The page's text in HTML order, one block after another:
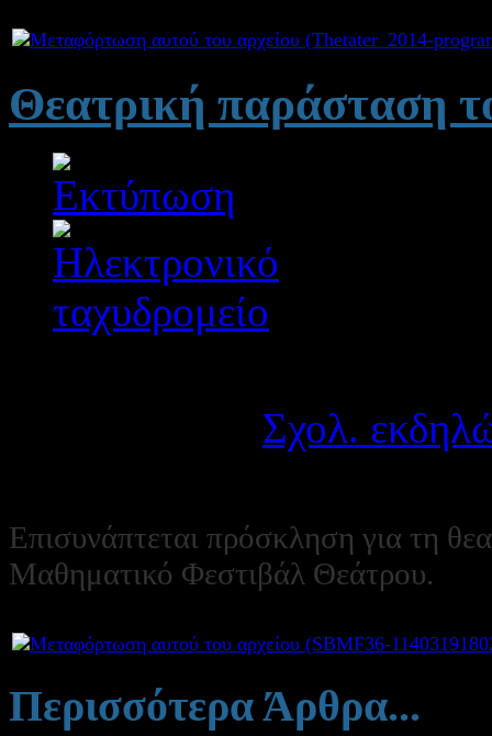
Θεατρική παράσταση
Σχολ.
Επισυνάπτεται πρόσκληση για τη
Μαθηματικό Φεστιβάλ Θεάτρου.
Περισσότερα Άρθρα...